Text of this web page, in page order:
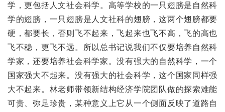
学，更包括人文社会科学。高等学校的一只翅膀是自然科
学的翅膀，一只翅膀是人文社科的翅膀，这两个翅膀都要
硬，都要长，否则飞不起来，飞起来也飞不高，飞的高也
飞不稳，更飞不远。所以总书记说我们不仅要培养自然科
学家，还要培养社会科学家。没有强大的自然科学，一个
国家强大不起来。没有强大的社会科学，这个国家同样强
大不起来。林老师带领新结构经济学院团队做的探索难能
可贵、弥足珍贵，某种意义上它从一个侧面反映了道路自